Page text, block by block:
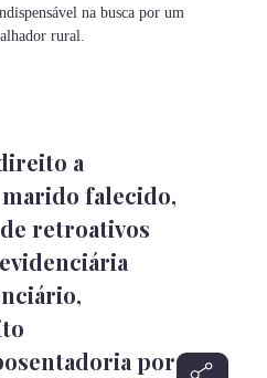
na busca por um
rural.
a
falecido,
retroativos
,
por